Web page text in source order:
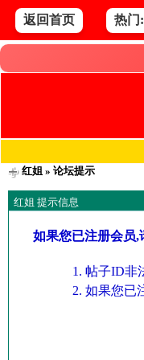
返回首页 热门
红姐» 论坛提示
红姐 提示信息
如果您已注册会员,
帖子ID非
如果您已